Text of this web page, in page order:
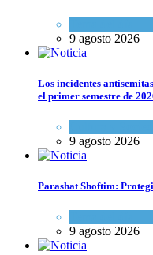
9 agosto 2026
Los incidentes
el primer semestre de
9 agosto 2026
Parashat Shoftim:
9 agosto 2026